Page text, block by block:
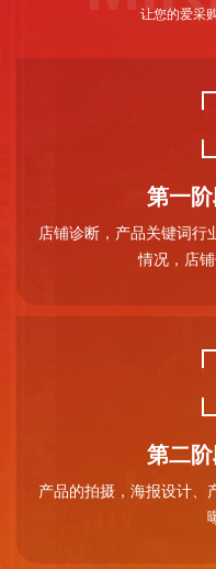
让您的爱采
第一
店铺诊断，产品关键词行
情况，店
第二
产品的拍摄，海报设计、